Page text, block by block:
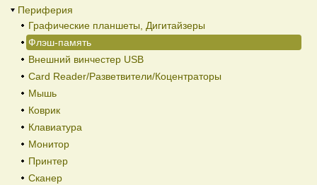
Периферия
Графические планшеты, Дигитайзеры
Флэш-память
Внешний винчестер USB
Card Reader/Разветвители/Коцентраторы
Мышь
Коврик
Клавиатура
Монитор
Принтер
Сканер